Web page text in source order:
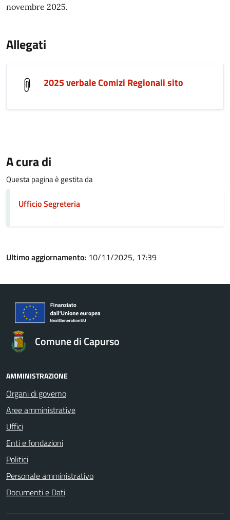
novembre 2025.
Allegati
2025 verbale Comizi Regionali sito
A cura di
Questa pagina è gestita da
Ufficio Segreteria
Ultimo aggiornamento: 10/11/2025, 17:39
Comune di Capurso
AMMINISTRAZIONE
Organi di governo
Aree amministrative
Uffici
Enti e fondazioni
Politici
Personale amministrativo
Documenti e Dati